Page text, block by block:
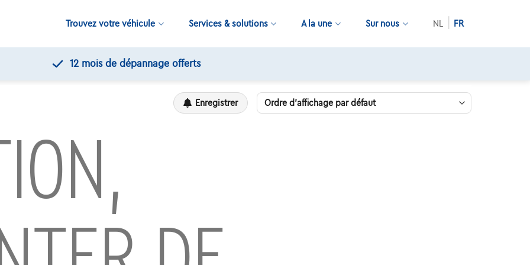
Trouvez votre véhicule Services & solutions A la une Sur nous NL FR
12 mois de dépannage offerts
Enregistrer